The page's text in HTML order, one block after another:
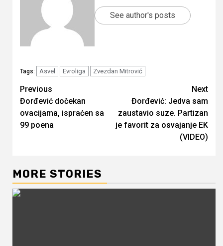
See author's posts
Tags: Asvel Evroliga Zvezdan Mitrović
Continue
Reading
Previous
Đorđević dočekan
ovacijama, ispraćen sa
99 poena
Next
Đorđević: Jedva sam
zaustavio suze. Partizan
je favorit za osvajanje EK
(VIDEO)
MORE STORIES